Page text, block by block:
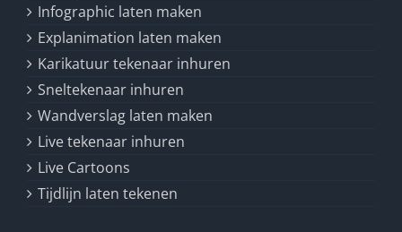
Infographic laten maken
Explanimation laten maken
Karikatuur tekenaar inhuren
Sneltekenaar inhuren
Wandverslag laten maken
Live tekenaar inhuren
Live Cartoons
Tijdlijn laten tekenen